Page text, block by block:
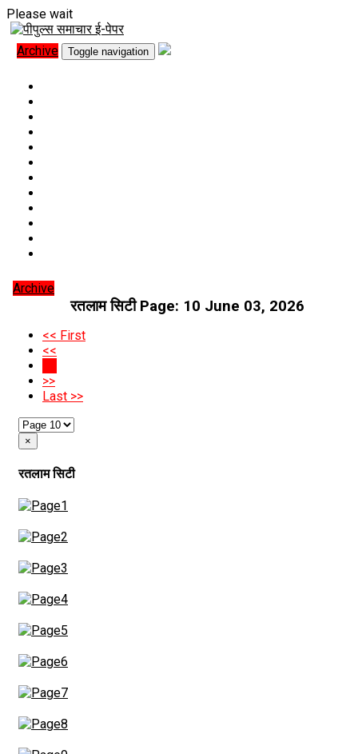
Please wait
Archive Toggle navigation
Archive
रतलाम सिटी Page: 10 June 03, 2026
<< First
<<
>>
Last >>
×
रतलाम सिटी